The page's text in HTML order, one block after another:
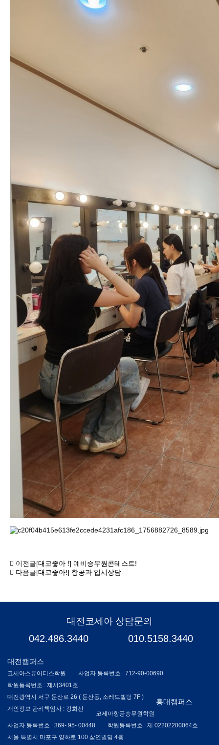
이전글[대코좋아 !] 예비승무원콘테스트!
다음글[대코좋아!] 항공과 입시상담
대전캠퍼스
코세아스튜어디스학원
사업자 등록번호 : 712-90-00690
학원등록번호 : 제서3401호
대전광역시 서구 둔산로 26 ( 둔산동, 소레드빌딩 7F )
개인정보 관리책임자 : 강희선
홍대캠퍼스
코세아항공승무원학원
사업자 등록번호 : 369- 95- 00448
학원등록번호 : 제 02202200064호
서울 특별시 마포구 양화로 100 삼연빌딩 4층
대전코세아 상담문의
042.486.3440 010.5158.3440